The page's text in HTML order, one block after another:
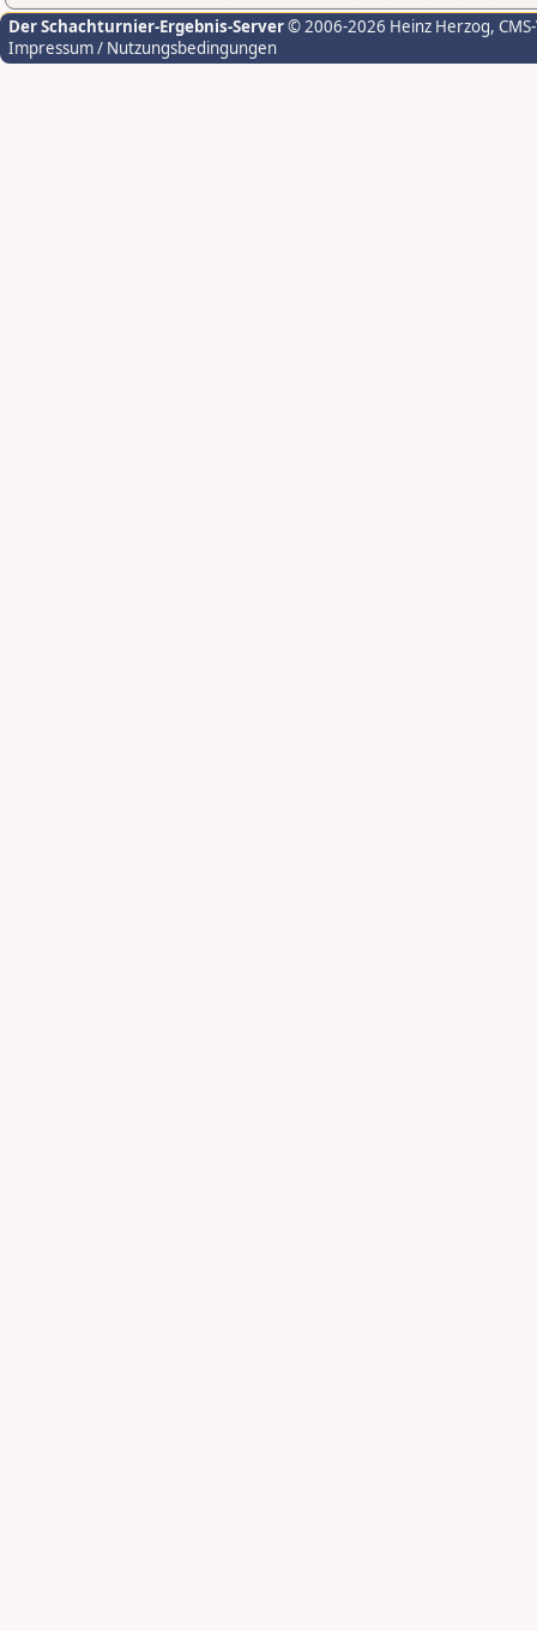
Der Schachturnier-Ergebnis-Server© 2006-2026 Heinz Herzog,
Impressum / Nutzungsbedingungen